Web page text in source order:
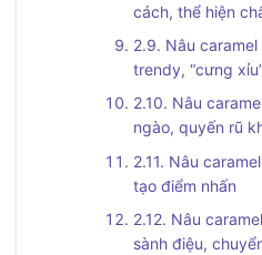
cách, thể hiện
2.9. Nâu
trendy, “cưng
2.10. Nâu
ngào, quyến rũ
2.11. Nâu
tạo điểm nhấn
2.12. Nâu
sành điệu,